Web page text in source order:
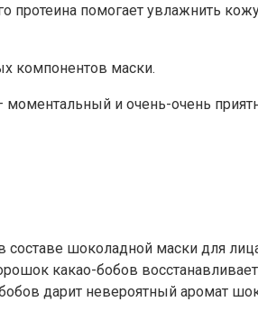
протеина помогает увлажнить
компонентов маски.
моментальный и очень-очень
составе шоколадной маски для
какао-бобов
дарит невероятный аромат